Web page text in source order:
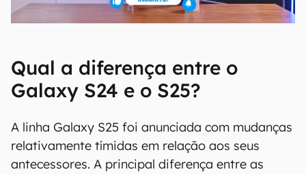
Qual a diferença entre o
Galaxy S24 e o S25?
A linha Galaxy S25 foi anunciada com mudanças
relativamente tímidas em relação aos seus
antecessores. A principal diferença entre as